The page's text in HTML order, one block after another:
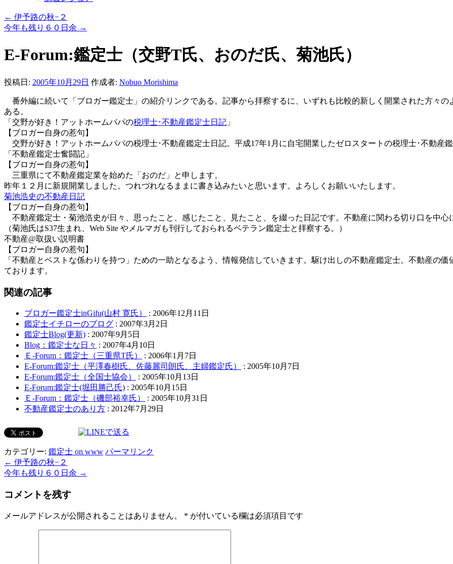
← 伊予路の秋−２
今年も残り６０日余 →
E-Forum:鑑定士（交野T氏、おのだ氏、菊池氏）
投稿日: 2005年10月29日 作成者: Nobuo Morishima
番外編に続いて「ブロガー鑑定士」の紹介リンクである。記事から拝察するに、いずれも比較的新しく開業された方々
ある。
「交野が好き！アットホームパパの税理士･不動産鑑定士日記 」
【ブロガー自身の惹句】
交野が好き！アットホームパパの税理士･不動産鑑定士日記。平成17年1月に自宅開業したゼロスタートの税理士･不動産鑑
「不動産鑑定士奮闘記」
【ブロガー自身の惹句】
三重県にて不動産鑑定業を始めた「おのだ」と申します。
昨年１２月に新規開業しました。つれづれなるままに書き込みたいと思います。よろしくお願いいたします。
菊池浩史の不動産日記
【ブロガー自身の惹句】
不動産鑑定士・菊池浩史が日々、思ったこと、感じたこと、見たこと、を綴った日記です。不動産に関わる切り口を中心
（菊池氏はS37生まれ、Web Site やメルマガも刊行しておられるベテラン鑑定士と拝察する。）
不動産@取扱い説明書
【ブロガー自身の惹句】
「不動産とベストな係わりを持つ」ための一助となるよう、情報発信していきます。駆け出しの不動産鑑定士。不動産の
ております。
関連の記事
ブロガー鑑定士inGifu(山村 寛氏）
: 2006年12月11日
鑑定士イチローのブログ : 2007年3月2日
鑑定士Blog(更新) : 2007年9月5日
Blog：鑑定士な日々 : 2007年4月10日
Ｅ-Forum：鑑定士（三重県T氏）
: 2006年1月7日
E-Forum:鑑定士（平澤春樹氏、佐藤麗司朗氏、主婦鑑定氏）
: 2005年10月7日
E-Forum:鑑定士（全国士協会）
: 2005年10月13日
E-Forum:鑑定士(堀田勝己氏) : 2005年10月15日
Ｅ-Forum：鑑定士（磯部裕幸氏）
: 2005年10月31日
不動産鑑定士のあり方 : 2012年7月29日
カテゴリー: 鑑定士 on www パーマリンク
← 伊予路の秋−２
今年も残り６０日余 →
コメントを残す
メールアドレスが公開されることはありません。 * が付いている欄は必須項目です